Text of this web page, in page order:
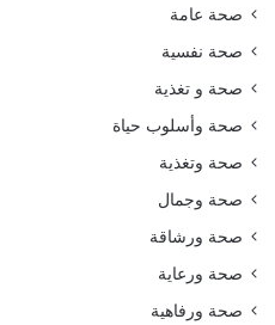
صحة عامة
صحة نفسية
صحة و تغذية
صحة وأسلوب حياة
صحة وتغذية
صحة وجمال
صحة ورشاقة
صحة ورعاية
صحة ورفاهية